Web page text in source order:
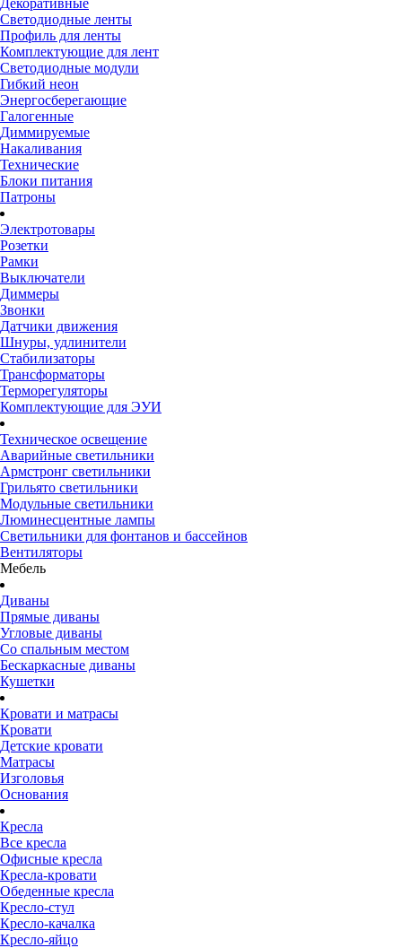
Декоративные
Светодиодные ленты
Профиль для ленты
Комплектующие для лент
Светодиодные модули
Гибкий неон
Энергосберегающие
Галогенные
Диммируемые
Накаливания
Технические
Блоки питания
Патроны
Электротовары
Розетки
Рамки
Выключатели
Диммеры
Звонки
Датчики движения
Шнуры, удлинители
Стабилизаторы
Трансформаторы
Терморегуляторы
Комплектующие для ЭУИ
Техническое освещение
Аварийные светильники
Армстронг светильники
Грильято светильники
Модульные светильники
Люминесцентные лампы
Светильники для фонтанов и бассейнов
Вентиляторы
Мебель
Диваны
Прямые диваны
Угловые диваны
Со спальным местом
Бескаркасные диваны
Кушетки
Кровати и матрасы
Кровати
Детские кровати
Матрасы
Изголовья
Основания
Кресла
Все кресла
Офисные кресла
Кресла-кровати
Обеденные кресла
Кресло-стул
Кресло-качалка
Кресло-яйцо